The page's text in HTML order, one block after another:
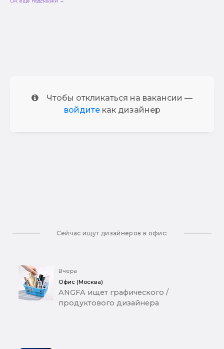
Чтобы откликаться на вакансии —
войдитекак дизайнер
Сейчас ищут дизайнеров в офис:
Вчера
Офис (Москва)
ANGFA ищет графического /
продуктового дизайнера